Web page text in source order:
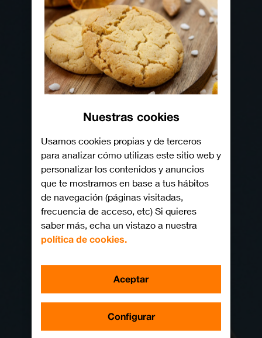
Nuestras cookies
Usamos cookies propias y de terceros
para analizar cómo utilizas este sitio web y
personalizar los contenidos y anuncios
que te mostramos en base a tus hábitos
de navegación (páginas visitadas,
frecuencia de acceso, etc) Si quieres
saber más, echa un vistazo a nuestra
política de cookies.
Configurar
Aceptar